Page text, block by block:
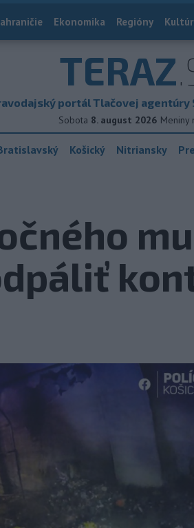
Ekonomika Regióny
TERAZ
portál Tlačovej
Sobota 8. august 2026 Meniny
Košický Nitriansky